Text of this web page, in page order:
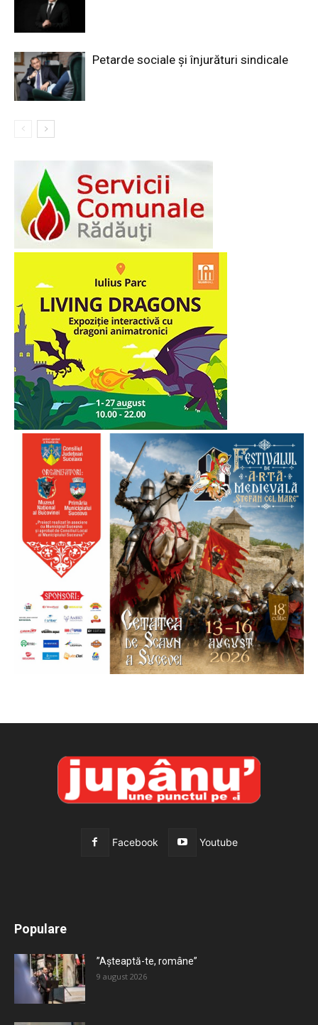
Petarde sociale și înjurături sindicale
Facebook Youtube
Populare
”Așteaptă-te, române”
9 august 2026